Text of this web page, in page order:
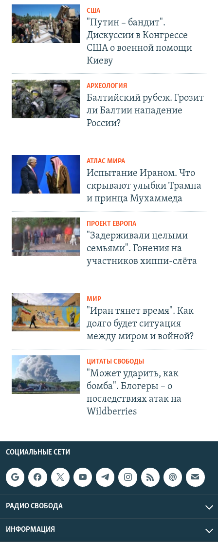
США
"Путин – бандит".
Дискуссии в Конгрессе
США о военной помощи
Киеву
АРХЕОЛОГИЯ
Балтийский рубеж. Грозит
ли Балтии нападение
России?
АТЛАС МИРА
Испытание Ираном. Что
скрывают улыбки Трампа
и принца Мухаммеда
ПРОЕКТ ЕВРОПА
"Задерживали целыми
семьями". Гонения на
участников хиппи-слёта
МИР
"Иран тянет время". Как
долго будет ситуация
между миром и войной?
ЦИТАТЫ СВОБОДЫ
"Может ударить, как
бомба". Блогеры – о
последствиях атак на
Wildberries
СОЦИАЛЬНЫЕ СЕТИ
РАДИО СВОБОДА
ИНФОРМАЦИЯ